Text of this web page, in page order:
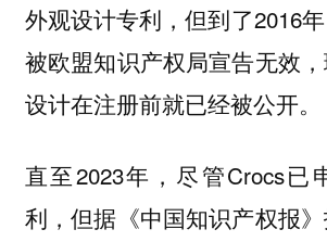
外观设计专利，但到了2016
被欧盟知识产权局宣告无效
设计在注册前就已经被公开。
直至2023年，尽管Crocs已
利，但据《中国知识产权报